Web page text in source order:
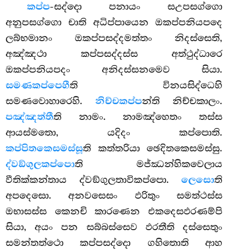
කප්ප-සද්දො පනායං සඋපසග්ගො
අනුපසග්ගො චාති අධිප්පායෙන ඔකප්පනියපදෙ
ලබ්භමානං ඔකප්පසද්දමත්තං නිදස්සෙති,
අඤ්ඤථා කප්පසද්දස්ස අත්ථුද්ධාරෙ
ඔකප්පනියපදං අනිදස්සනමෙව සියා.
සමණකප්පෙහීති විනයසිද්ධෙහි
සමණවොහාරෙහි. නිච්චකප්පන්ති නිච්චකාලං.
පඤ්ඤත්තීති නාමං. නාමඤ්හෙතං තස්ස
ආයස්මතො, යදිදං කප්පොති.
කප්පිතකෙසමස්සූති කත්තරියා ඡෙදිතකෙසමස්සු.
ද්වඞ්ගුලකප්පොති මජ්ඣන්හිකවෙලාය
වීතික්කන්තාය ද්වඞ්ගුලතාවිකප්පො. ලෙසොති
අපදෙසො. අනවසෙසං ඵරිතුං සමත්ථස්ස
ඔභාසස්ස කෙනචි කාරණෙන එකදෙසඵරණම්පි
සියා, අයං පන සබ්බස්සෙව ඵරතීති දස්සෙතුං
සමන්තත්ථො කප්පසද්දො ගහිතොති ආහ